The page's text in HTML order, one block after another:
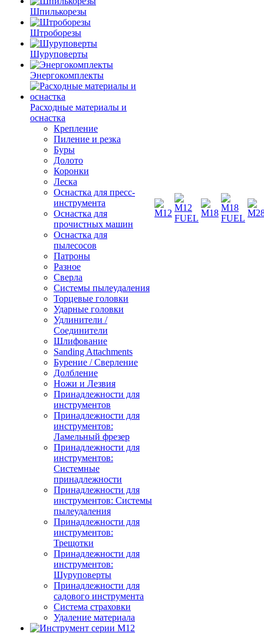
Шпилькорезы
Штроборезы
Шуруповерты
Энергокомплекты
Расходные материалы и
оснастка
Крепление
Пиление и резка
Буры
Долото
Коронки
Леска
Оснастка для пресс-
инструмента
Оснастка для
прочистных машин
Оснастка для
пылесосов
Патроны
Разное
Сверла
Системы пылеудаления
Торцевые головки
Ударные головки
Удлинители /
Соединители
Шлифование
Sanding Attachments
Бурение / Сверление
Долбление
Ножи и Лезвия
Принадлежности для
инструментов
Принадлежности для
инструментов:
Ламельный фрезер
Принадлежности для
инструментов:
Системные
принадлежности
Принадлежности для
инструментов: Системы
пылеудаления
Принадлежности для
инструментов:
Трещотки
Принадлежности для
инструментов:
Шуруповерты
Принадлежности для
садового инструмента
Система страховки
Удаление материала